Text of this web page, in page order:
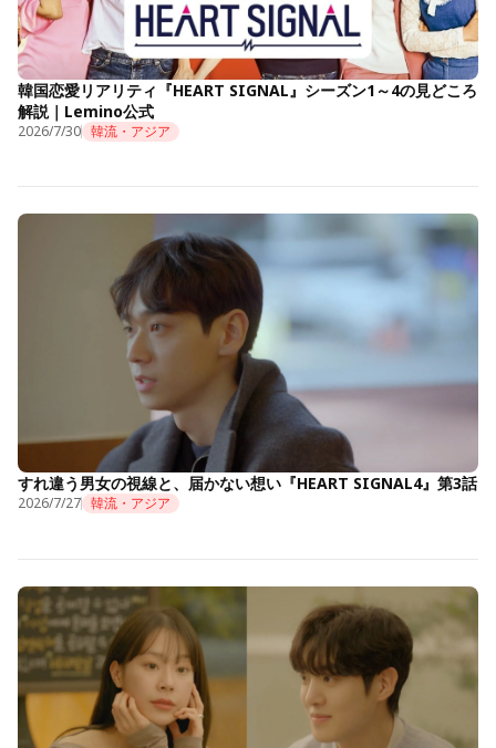
韓国恋愛リアリティ『HEART SIGNAL』シーズン1～4の見どころ
解説｜Lemino公式
2026/7/30 韓流・アジア
すれ違う男女の視線と、届かない想い『HEART SIGNAL4』第3話
2026/7/27 韓流・アジア